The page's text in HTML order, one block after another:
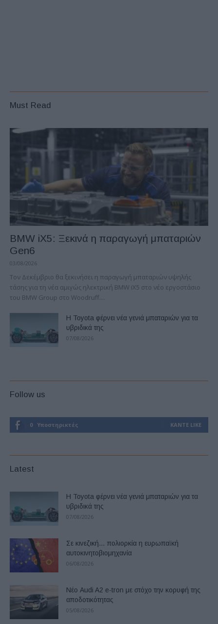
Must Read
BMW iX5: Ξεκινά η παραγωγή μπαταριών
Gen6
03/08/2026
Τον Δεκέμβριο θα ξεκινήσει η παραγωγή μπαταριών υψηλής
τάσης για τη νέα αμιγώς ηλεκτρική BMW iX5 στο νέο εργοστάσιο
του BMW Group στο Woodruff....
Η Toyota φέρνει νέα γενιά μπαταριών για τα
υβριδικά της
07/08/2026
Follow us
0 Υποστηρικτές ΚΆΝΤΕ LIKE
Latest
Η Toyota φέρνει νέα γενιά μπαταριών για τα
υβριδικά της
07/08/2026
Σε κινεζική… πολιορκία η ευρωπαϊκή
αυτοκινητοβιομηχανία
06/08/2026
Νέο Audi A2 e-tron με στόχο την κορυφή της
αποδοτικότητας
05/08/2026